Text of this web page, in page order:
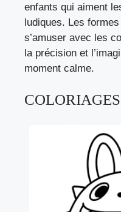
enfants qui aiment
ludiques. Les
s’amuser avec les
la précision et
moment calme.